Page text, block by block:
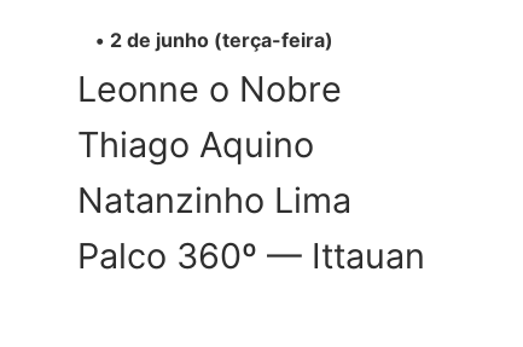
2 de junho (terça-feira)
Leonne o Nobre
Thiago Aquino
Natanzinho Lima
Palco 360º — Ittauan